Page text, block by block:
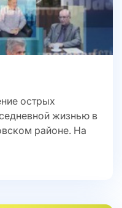
острых
жизнью в
районе. На